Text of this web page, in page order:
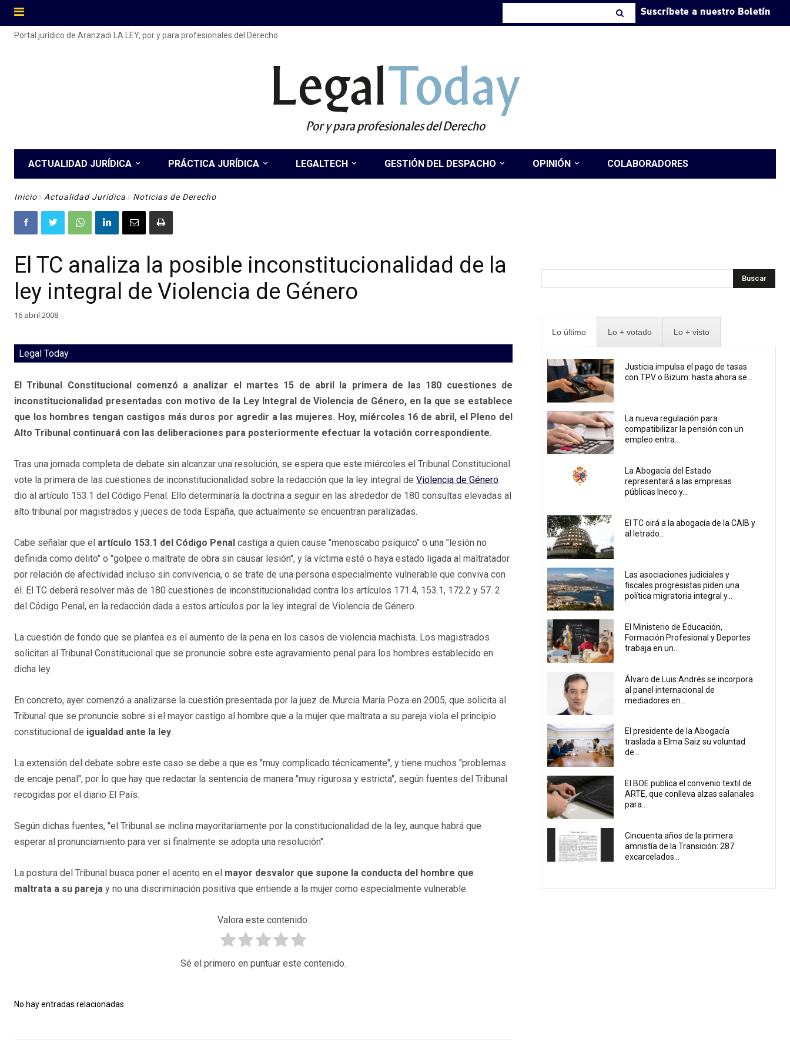
Suscríbete a nuestro Boletín
Portal jurídico de Aranzadi LA LEY, por y para profesionales del Derecho
LegalToday
Por y para profesionales del Derecho
ACTUALIDAD JURÍDICA PRÁCTICA JURÍDICA LEGALTECH GESTIÓN DEL DESPACHO OPINIÓN COLABORADORES
Inicio Actualidad Jurídica Noticias de Derecho
El TC analiza la posible inconstitucionalidad de la
ley integral de Violencia de Género
16 abril 2008
Legal Today
El Tribunal Constitucional comenzó a analizar el martes 15 de abril la primera de las 180 cuestiones de
inconstitucionalidad presentadas con motivo de la Ley Integral de Violencia de Género, en la que se establece
que los hombres tengan castigos más duros por agredir a las mujeres. Hoy, miércoles 16 de abril, el Pleno del
Alto Tribunal continuará con las deliberaciones para posteriormente efectuar la votación correspondiente.
Tras una jornada completa de debate sin alcanzar una resolución, se espera que este miércoles el Tribunal Constitucional
vote la primera de las cuestiones de inconstitucionalidad sobre la redacción que la ley integral de Violencia de Género
dio al artículo 153.1 del Código Penal. Ello determinaría la doctrina a seguir en las alrededor de 180 consultas elevadas al
alto tribunal por magistrados y jueces de toda España, que actualmente se encuentran paralizadas.
Cabe señalar que el artículo 153.1 del Código Penal castiga a quien cause "menoscabo psíquico" o una "lesión no
definida como delito" o "golpee o maltrate de obra sin causar lesión", y la víctima esté o haya estado ligada al maltratador
por relación de afectividad incluso sin convivencia, o se trate de una persona especialmente vulnerable que conviva con
él. El TC deberá resolver más de 180 cuestiones de inconstitucionalidad contra los artículos 171.4, 153.1, 172.2 y 57. 2
del Código Penal, en la redacción dada a estos artículos por la ley integral de Violencia de Género.
La cuestión de fondo que se plantea es el aumento de la pena en los casos de violencia machista. Los magistrados
solicitan al Tribunal Constitucional que se pronuncie sobre este agravamiento penal para los hombres establecido en
dicha ley.
En concreto, ayer comenzó a analizarse la cuestión presentada por la juez de Murcia María Poza en 2005, que solicita al
Tribunal que se pronuncie sobre si el mayor castigo al hombre que a la mujer que maltrata a su pareja viola el principio
constitucional de igualdad ante la ley.
La extensión del debate sobre este caso se debe a que es "muy complicado técnicamente", y tiene muchos "problemas
de encaje penal", por lo que hay que redactar la sentencia de manera "muy rigurosa y estricta", según fuentes del Tribunal
recogidas por el diario El País.
Según dichas fuentes, "el Tribunal se inclina mayoritariamente por la constitucionalidad de la ley, aunque habrá que
esperar al pronunciamiento para ver si finalmente se adopta una resolución".
La postura del Tribunal busca poner el acento en el mayor desvalor que supone la conducta del hombre que
maltrata a su pareja y no una discriminación positiva que entiende a la mujer como especialmente vulnerable.
Valora este contenido.
Sé el primero en puntuar este contenido.
No hay entradas relacionadas
Buscar
Lo último Lo + votado Lo + visto
Justicia impulsa el pago de tasas
con TPV o Bizum: hasta ahora se...
La nueva regulación para
compatibilizar la pensión con un
empleo entra...
La Abogacía del Estado
representará a las empresas
públicas Ineco y...
El TC oirá a la abogacía de la CAIB y
al letrado...
Las asociaciones judiciales y
fiscales progresistas piden una
política migratoria integral y...
El Ministerio de Educación,
Formación Profesional y Deportes
trabaja en un...
Álvaro de Luis Andrés se incorpora
al panel internacional de
mediadores en...
El presidente de la Abogacía
traslada a Elma Saiz su voluntad
de...
El BOE publica el convenio textil de
ARTE, que conlleva alzas salariales
para...
Cincuenta años de la primera
amnistía de la Transición: 287
excarcelados...